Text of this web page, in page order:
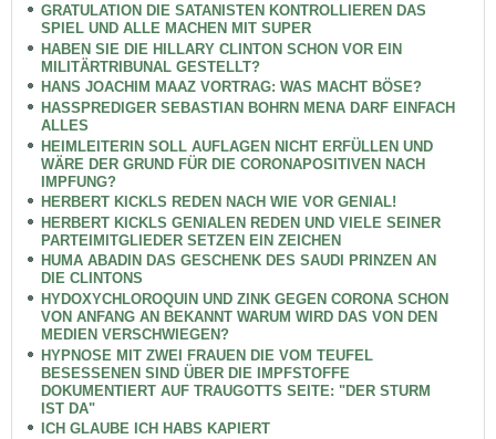
GRATULATION DIE SATANISTEN KONTROLLIEREN DAS
SPIEL UND ALLE MACHEN MIT SUPER
HABEN SIE DIE HILLARY CLINTON SCHON VOR EIN
MILITÄRTRIBUNAL GESTELLT?
HANS JOACHIM MAAZ VORTRAG: WAS MACHT BÖSE?
HASSPREDIGER SEBASTIAN BOHRN MENA DARF EINFACH
ALLES
HEIMLEITERIN SOLL AUFLAGEN NICHT ERFÜLLEN UND
WÄRE DER GRUND FÜR DIE CORONAPOSITIVEN NACH
IMPFUNG?
HERBERT KICKLS REDEN NACH WIE VOR GENIAL!
HERBERT KICKLS GENIALEN REDEN UND VIELE SEINER
PARTEIMITGLIEDER SETZEN EIN ZEICHEN
HUMA ABADIN DAS GESCHENK DES SAUDI PRINZEN AN
DIE CLINTONS
HYDOXYCHLOROQUIN UND ZINK GEGEN CORONA SCHON
VON ANFANG AN BEKANNT WARUM WIRD DAS VON DEN
MEDIEN VERSCHWIEGEN?
HYPNOSE MIT ZWEI FRAUEN DIE VOM TEUFEL
BESESSENEN SIND ÜBER DIE IMPFSTOFFE
DOKUMENTIERT AUF TRAUGOTTS SEITE: "DER STURM
IST DA"
ICH GLAUBE ICH HABS KAPIERT